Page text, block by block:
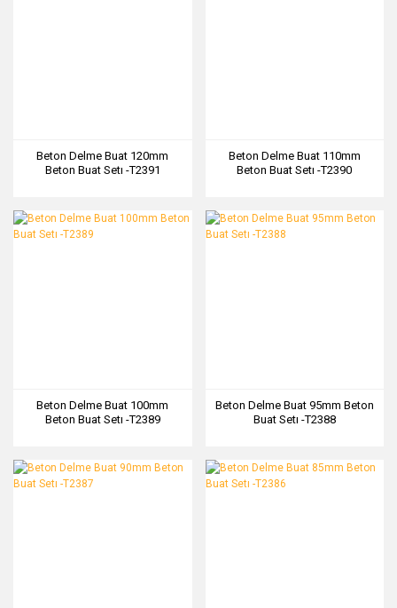
Beton Delme Buat 120mm
Beton Buat Setı -T2391
Beton Delme Buat 110mm
Beton Buat Setı -T2390
Beton Delme Buat 100mm
Beton Buat Setı -T2389
Beton Delme Buat 95mm Beton
Buat Setı -T2388